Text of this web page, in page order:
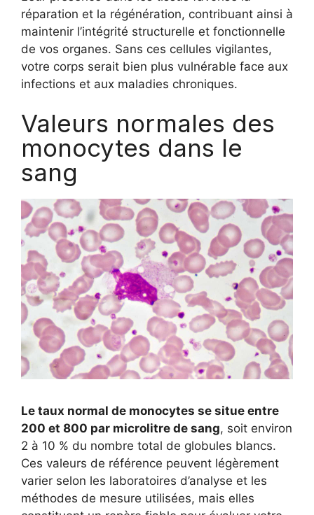
réparation et la régénération, contribuant ainsi à
maintenir l’intégrité structurelle et fonctionnelle
de vos organes. Sans ces cellules vigilantes,
votre corps serait bien plus vulnérable face aux
infections et aux maladies chroniques.
Valeurs normales des
monocytes dans le
sang
Le taux normal de monocytes se situe entre
200 et 800 par microlitre de sang, soit environ
2 à 10 % du nombre total de globules blancs.
Ces valeurs de référence peuvent légèrement
varier selon les laboratoires d’analyse et les
méthodes de mesure utilisées, mais elles